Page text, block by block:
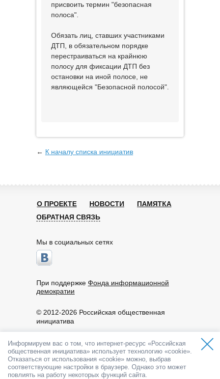
присвоить термин "безопасная
полоса".
Обязать лиц, ставших участниками
ДТП, в обязательном порядке
перестраиваться на крайнюю
полосу для фиксации ДТП без
остановки на иной полосе, не
являющейся "Безопасной полосой".
← К началу списка инициатив
© 2012-2026 Российская общественная
инициатива
По вопросам работы портала обращайтесь:
info@roi.ru
8-800-200-61-62
API РОИ
О ПРОЕКТЕ НОВОСТИ
ПАМЯТКА
ОБРАТНАЯ СВЯЗЬ
Мы в социальных сетях
При поддержке Фонда информационной
демократии
Информируем вас о том, что интернет-ресурс «Российская
общественная инициатива» использует технологию «cookie».
Отказаться от использования «cookie» можно, выбрав
соответствующие настройки в браузере. Однако это может
повлиять на работу некоторых функций сайта.